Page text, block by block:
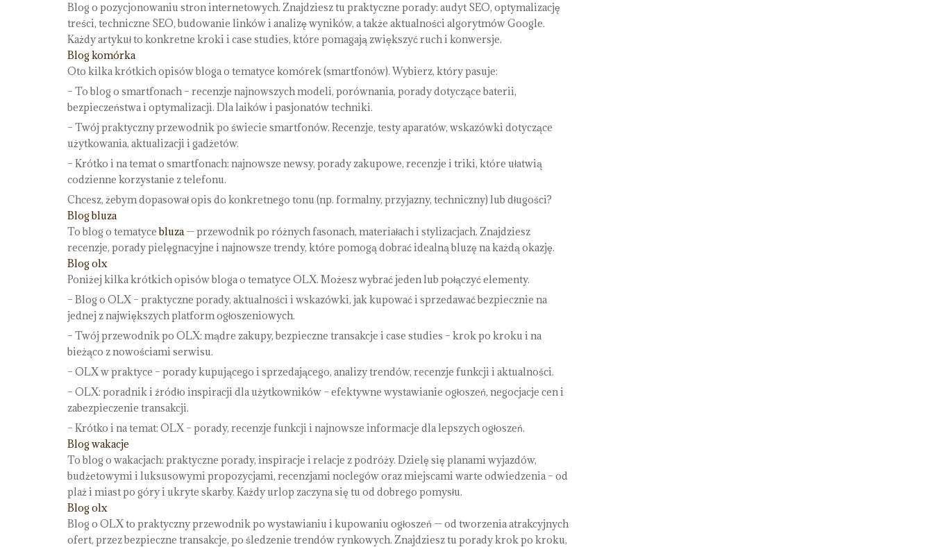
Blog o pozycjonowaniu stron internetowych. Znajdziesz tu praktyczne porady: audyt SEO, optymalizację
treści, techniczne SEO, budowanie linków i analizę wyników, a także aktualności algorytmów Google.
Każdy artykuł to konkretne kroki i case studies, które pomagają zwiększyć ruch i konwersje.
Blog komórka
Oto kilka krótkich opisów bloga o tematyce komórek (smartfonów). Wybierz, który pasuje:
– To blog o smartfonach – recenzje najnowszych modeli, porównania, porady dotyczące baterii,
bezpieczeństwa i optymalizacji. Dla laików i pasjonatów techniki.
– Twój praktyczny przewodnik po świecie smartfonów. Recenzje, testy aparatów, wskazówki dotyczące
użytkowania, aktualizacji i gadżetów.
– Krótko i na temat o smartfonach: najnowsze newsy, porady zakupowe, recenzje i triki, które ułatwią
codzienne korzystanie z telefonu.
Chcesz, żebym dopasował opis do konkretnego tonu (np. formalny, przyjazny, techniczny) lub długości?
Blog bluza
To blog o tematycebluza— przewodnik po różnych fasonach, materiałach i stylizacjach. Znajdziesz
recenzje, porady pielęgnacyjne i najnowsze trendy, które pomogą dobrać idealną bluzę na każdą okazję.
Blog olx
Poniżej kilka krótkich opisów bloga o tematyce OLX. Możesz wybrać jeden lub połączyć elementy.
– Blog o OLX – praktyczne porady, aktualności i wskazówki, jak kupować i sprzedawać bezpiecznie na
jednej z największych platform ogłoszeniowych.
– Twój przewodnik po OLX: mądre zakupy, bezpieczne transakcje i case studies – krok po kroku i na
bieżąco z nowościami serwisu.
– OLX w praktyce – porady kupującego i sprzedającego, analizy trendów, recenzje funkcji i aktualności.
– OLX: poradnik i źródło inspiracji dla użytkowników – efektywne wystawianie ogłoszeń, negocjacje cen i
zabezpieczenie transakcji.
– Krótko i na temat: OLX – porady, recenzje funkcji i najnowsze informacje dla lepszych ogłoszeń.
Blog wakacje
To blog o wakacjach: praktyczne porady, inspiracje i relacje z podróży. Dzielę się planami wyjazdów,
budżetowymi i luksusowymi propozycjami, recenzjami noclegów oraz miejscami warte odwiedzenia – od
plaż i miast po góry i ukryte skarby. Każdy urlop zaczyna się tu od dobrego pomysłu.
Blog olx
Blog o OLX to praktyczny przewodnik po wystawianiu i kupowaniu ogłoszeń — od tworzenia atrakcyjnych
ofert, przez bezpieczne transakcje, po śledzenie trendów rynkowych. Znajdziesz tu porady krok po kroku,